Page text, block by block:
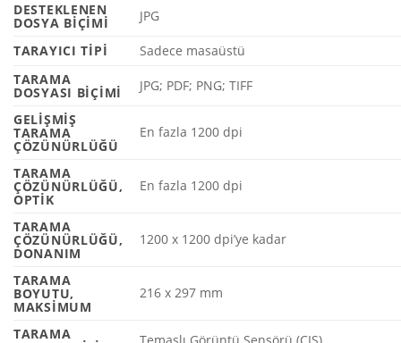
DESTEKLENEN
DOSYA BIÇIMI JPG
TARAYICI TIPI
Sadece masaüstü
TARAMA
DOSYASI BIÇIMI
JPG; PDF; PNG; TIFF
GELIŞMIŞ
TARAMA
ÇÖZÜNÜRLÜĞÜ
En fazla 1200 dpi
TARAMA
ÇÖZÜNÜRLÜĞÜ,
OPTIK
En fazla 1200 dpi
TARAMA
ÇÖZÜNÜRLÜĞÜ,
DONANIM
1200 x 1200 dpi’ye kadar
TARAMA
BOYUTU,
MAKSIMUM
216 x 297 mm
TARAMA